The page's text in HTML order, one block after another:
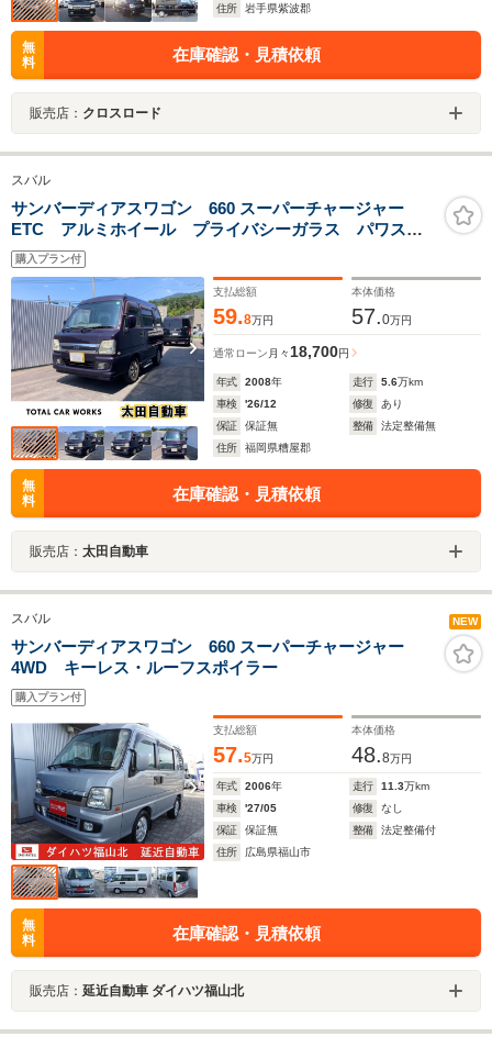
住所
岩手県紫波郡
無
料
在庫確認・見積依頼
販売店： クロスロード
スバル
サンバーディアスワゴン 660 スーパーチャージャー
ETC アルミホイール プライバシーガラス パワス
テ パワーウィンドウ フォグランプ キーレス
購入プラン付
支払総額
59.8万円
本体価格
57.0万円
通常ローン 月々 18,700円
年式 2008年 走行 5.6万km
車検
'26/12 修復
あり
保証
保証無 整備
法定整備無
住所
福岡県糟屋郡
無
料
在庫確認・見積依頼
販売店： 太田自動車
スバル NEW
サンバーディアスワゴン 660 スーパーチャージャー
4WD キーレス・ルーフスポイラー
購入プラン付
支払総額
57.5万円
本体価格
48.8万円
年式 2006年 走行 11.3万km
車検
'27/05 修復
なし
保証
保証無 整備
法定整備付
住所
広島県福山市
無
料
在庫確認・見積依頼
販売店： 延近自動車 ダイハツ福山北